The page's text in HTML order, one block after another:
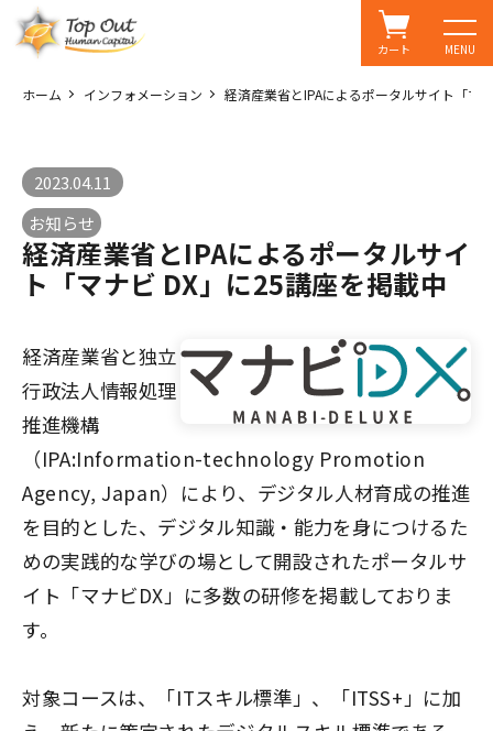
MENU
カート
ホーム インフォメーション 経済産業省とIPAによるポータルサイト「マ
2023.04.11
お知らせ
経済産業省とIPAによるポータルサイ
ト「マナビ DX」に25講座を掲載中
経済産業省と独立
行政法人情報処理
推進機構
（IPA:Information-technology Promotion
Agency, Japan）により、デジタル人材育成の推進
を目的とした、デジタル知識・能力を身につけるた
めの実践的な学びの場として開設されたポータルサ
イト「マナビDX」に多数の研修を掲載しておりま
す。
対象コースは、「ITスキル標準」、「ITSS+」に加